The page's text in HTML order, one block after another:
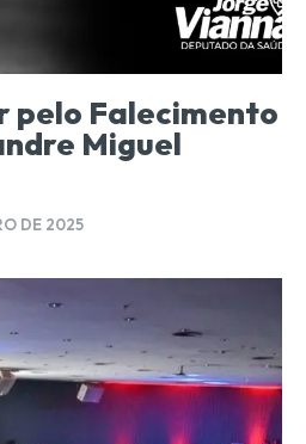
pelo Falecimento
Miguel
DE 2025